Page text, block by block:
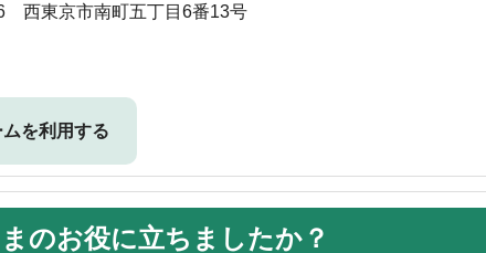
西東京市南町五丁目6番13号
を利用する
のお役に立ちましたか？